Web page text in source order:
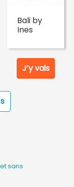
Bali by
Ines
J’y vais
sans